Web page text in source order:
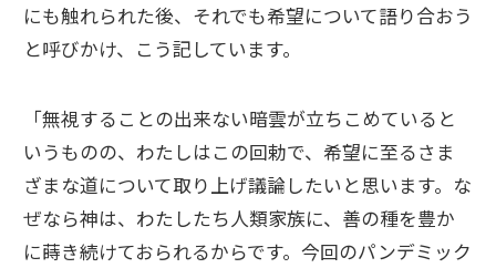
にも触れられた後、それでも希望について語り合おう
と呼びかけ、こう記しています。
「無視することの出来ない暗雲が立ちこめていると
いうものの、わたしはこの回勅で、希望に至るさま
ざまな道について取り上げ議論したいと思います。な
ぜなら神は、わたしたち人類家族に、善の種を豊か
に蒔き続けておられるからです。今回のパンデミック